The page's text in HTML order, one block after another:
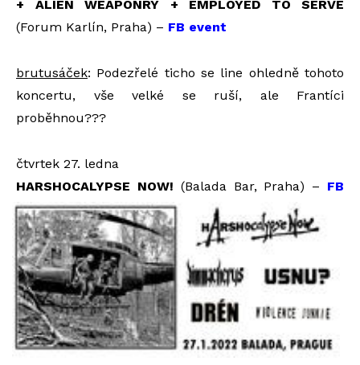
+ ALIEN WEAPONRY + EMPLOYED TO SERVE
(Forum Karlín, Praha) – FB event
brutusáček: Podezřelé ticho se line ohledně tohoto
koncertu, vše velké se ruší, ale Frantíci
proběhnou???
čtvrtek 27. ledna
HARSHOCALYPSE NOW! (Balada Bar, Praha) – FB